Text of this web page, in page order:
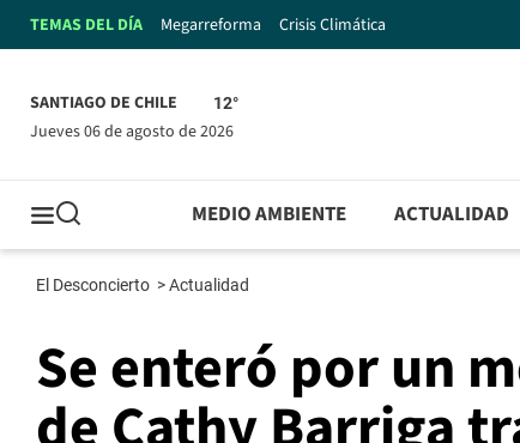
TEMAS DEL DÍA Megarreforma Crisis Climática
SANTIAGO DE CHILE 12°
jueves 06 de agosto de 2026
MEDIO AMBIENTE ACTUALIDAD
El Desconcierto >Actualidad
Se enteró por un